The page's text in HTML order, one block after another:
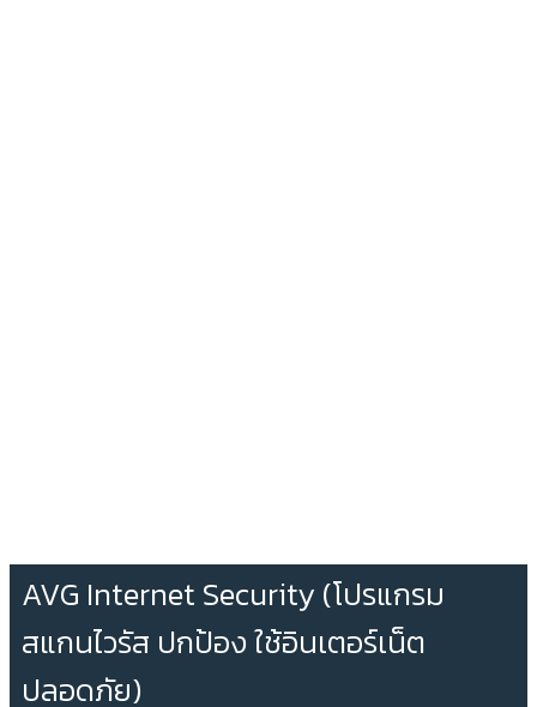
AVG Internet Security (โปรแกรม
สแกนไวรัส ปกป้อง ใช้อินเตอร์เน็ต
ปลอดภัย)